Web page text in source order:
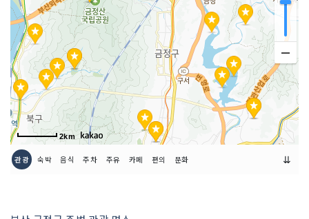
2km
관광 숙박 음식 주차 주유 카페 편의 문화 ⇊